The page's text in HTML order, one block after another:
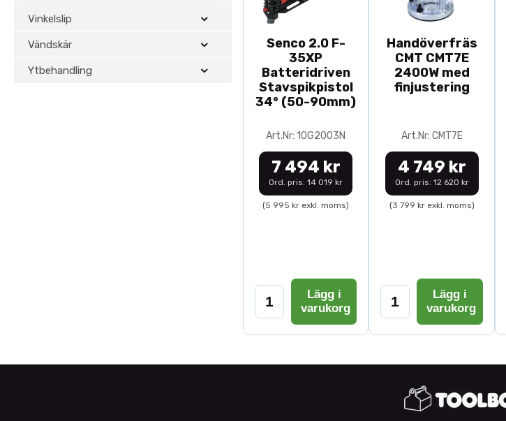
Vinkelslip
Vändskär
Ytbehandling
Senco 2.0 F-
35XP
Batteridriven
Stavspikpistol
34° (50-90mm)
Art.Nr: 10G2003N
7 494 kr
Ord. pris: 14 019 kr
(5 995 kr exkl. moms)
Lägg i
varukorg
Handöverfräs
CMT CMT7E
2400W med
finjustering
Art.Nr: CMT7E
4 749 kr
Ord. pris: 12 620 kr
(3 799 kr exkl. moms)
Lägg i
varukorg